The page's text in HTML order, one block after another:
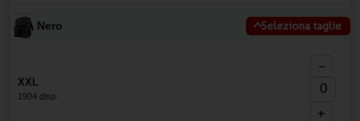
Nero Seleziona taglie
XXL
1904 disp.
−
+